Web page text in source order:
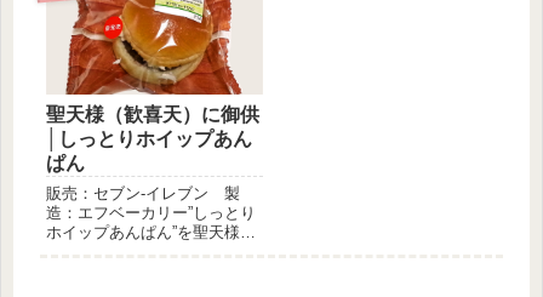
聖天様（歓喜天）に御供
│しっとりホイップあん
ぱん
販売：セブン-イレブン 製
造：エフベーカリー”しっとり
ホイップあんぱん”を聖天様